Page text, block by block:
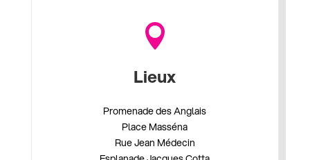

Lieux
Promenade des Anglais
Place Masséna
Rue Jean Médecin